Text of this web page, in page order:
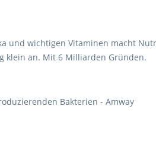
und wichtigen Vitaminen macht
klein an. Mit 6 Milliarden Gründen.
Bakterien - Amway